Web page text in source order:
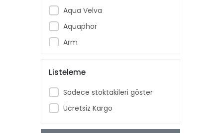
Aqua Velva
Aquaphor
Arm
Aspercreme
Aussie
Aveeno Baby
Listeleme
Sadece stoktakileri göster
Ücretsiz Kargo